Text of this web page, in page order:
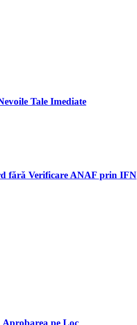
Tale Imediate
fără Verificare ANAF prin IFN
pe Loc